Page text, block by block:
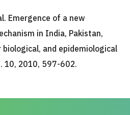
Emergence of a new
in India, Pakistan,
biological, and epidemiological
10, 2010, 597-602.